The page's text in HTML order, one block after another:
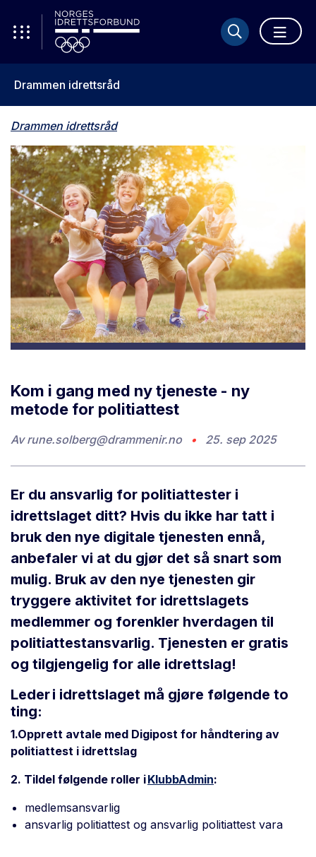
Drammen idrettsråd
Drammen idrettsråd
Kom i gang med ny tjeneste - ny
metode for politiattest
Avrune.solberg@drammenir.no • 25. sep 2025
Er du ansvarlig for politiattester i
idrettslaget ditt? Hvis du ikke har tatt i
bruk den nye digitale tjenesten ennå,
anbefaler vi at du gjør det så snart som
mulig. Bruk av den nye tjenesten gir
tryggere aktivitet for idrettslagets
medlemmer og forenkler hverdagen til
politiattestansvarlig. Tjenesten er gratis
og tilgjengelig for alle idrettslag!
Leder i idrettslaget må gjøre følgende to
ting:
1.Opprett avtale med Digipost for håndtering av
politiattest i idrettslag
2. Tildel følgende roller iKlubbAdmin:
medlemsansvarlig
ansvarlig politiattest og ansvarlig politiattest vara